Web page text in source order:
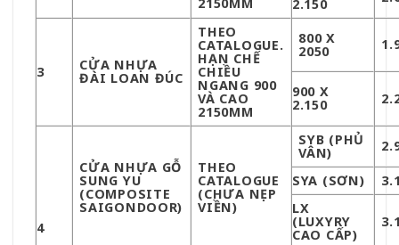
2.150
3 CỬA NHỰA
ĐÀI LOAN ĐÚC
THEO
CATALOGUE.
HẠN CHẾ
CHIỀU
NGANG 900
VÀ CAO
2150MM
800 X
2050
900 X
2.150
4
CỬA NHỰA GỖ
SUNG YU
(COMPOSITE
SAIGONDOOR)
THEO
CATALOGUE
(CHƯA NẸP
VIỀN)
SYB (PHỦ
VÂN)
SYA (SƠN)
LX
(LUXYRY
CAO CẤP)